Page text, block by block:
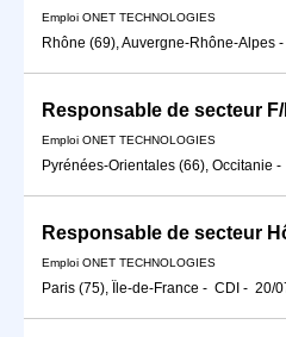
Emploi ONET TECHNOLOGIES
Rhône (69), Auvergne-Rhône-Alpes -
Responsable de secteur F/
Emploi ONET TECHNOLOGIES
Pyrénées-Orientales (66), Occitanie -
Responsable de secteur
Emploi ONET TECHNOLOGIES
Paris (75), Île-de-France - CDI - 20/